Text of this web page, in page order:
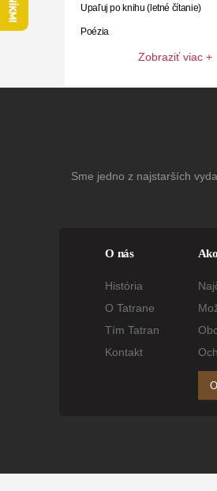
Upaľuj po knihu (letné čítanie)
Poézia
Zobraziť viac +
Sme jedno z najstarších
O nás
História
O Tatrane
Tím Tatran
Kontakt